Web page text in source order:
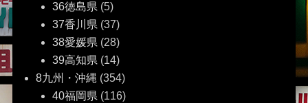
36徳島県(5)
37香川県(37)
38愛媛県(28)
39高知県(14)
8九州・沖縄(354)
40福岡県(116)